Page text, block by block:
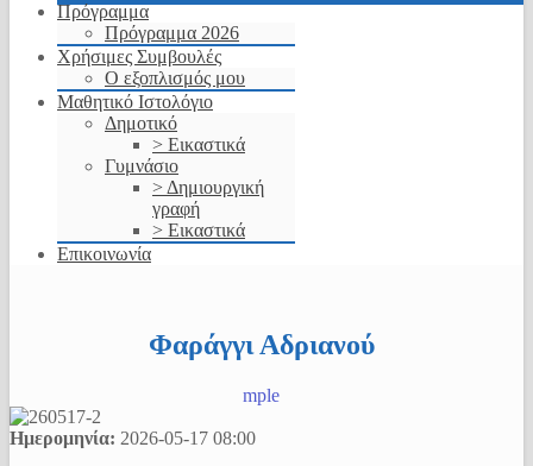
Πρόγραμμα
Πρόγραμμα 2026
Χρήσιμες Συμβουλές
Ο εξοπλισμός μου
Μαθητικό Ιστολόγιο
Δημοτικό
> Εικαστικά
Γυμνάσιο
> Δημιουργική
γραφή
> Εικαστικά
Επικοινωνία
Φαράγγι Αδριανού
mple
Ημερομηνία: 2026-05-17 08:00